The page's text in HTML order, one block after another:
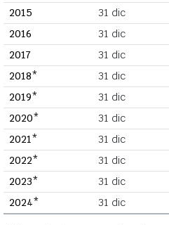
2015
31 dic
2016
31 dic
2017
31 dic
2018*
31 dic
2019*
31 dic
2020*
31 dic
2021*
31 dic
2022*
31 dic
2023*
31 dic
2024*
31 dic